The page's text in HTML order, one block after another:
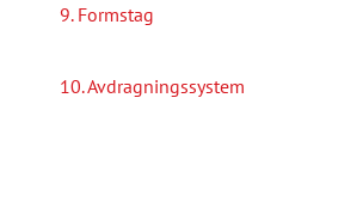
9. Formstag
10. Avdragningssystem